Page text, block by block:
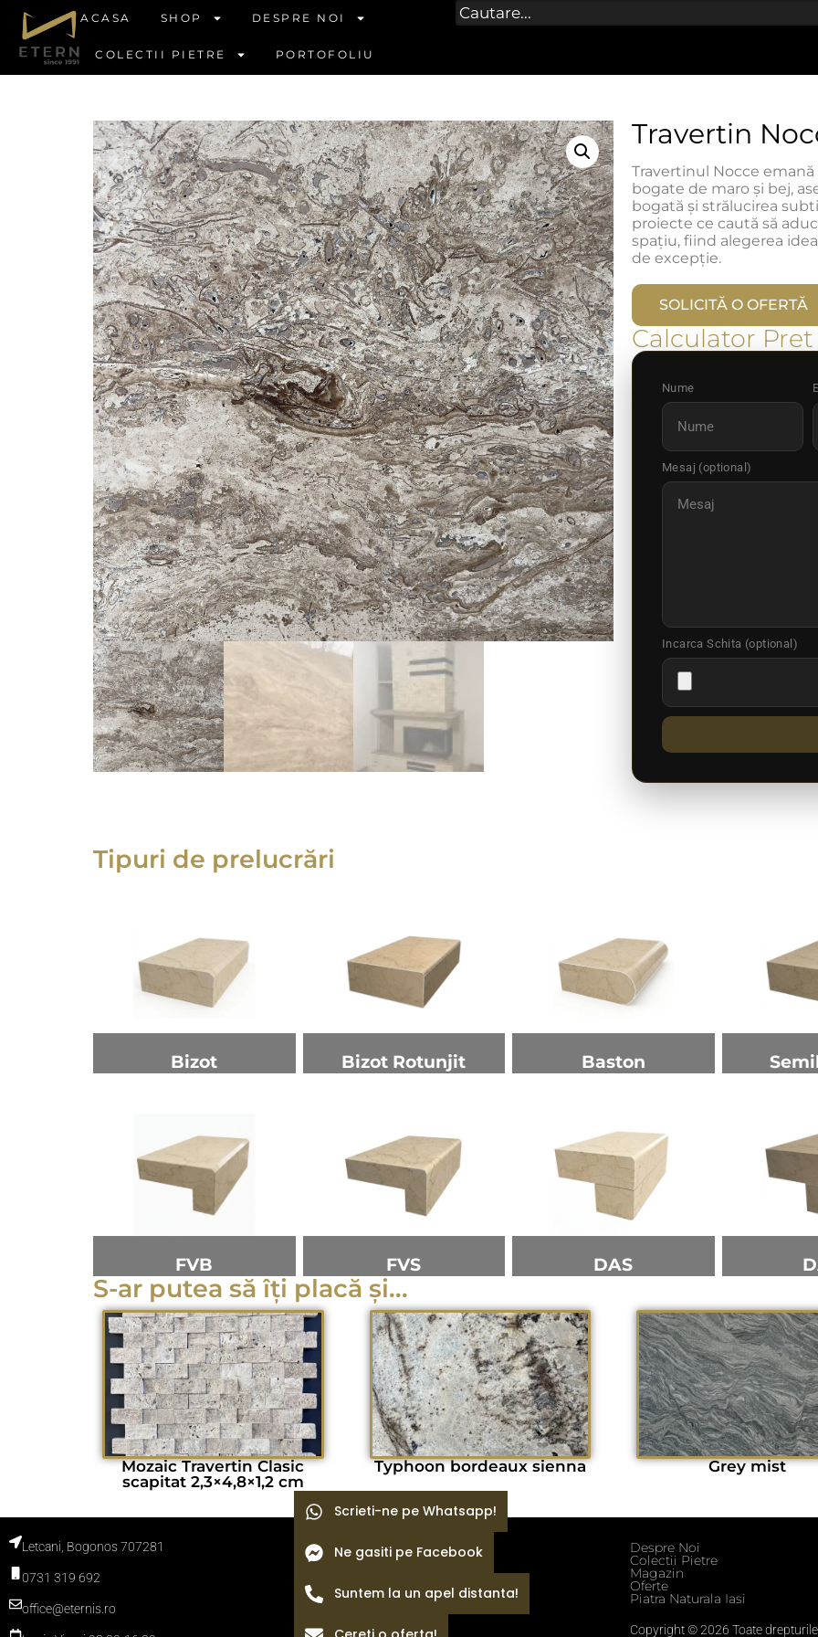
ACASA SHOP DESPRE NOI
COLECTII PIETRE PORTOFOLIU
Travertin
Travertinul Nocce
bogate de maro și bej,
bogată și strălucirea
proiecte ce caută să
spațiu, fiind alegerea
de excepție.
SOLICITĂ O OFERTĂ
Calculator Pret
Nume
Mesaj (optional)
Incarca Schita (optional)
Tipuri de prelucrări
Bizot Bizot Rotunjit Baston
FVB FVS DAS
S-ar putea să îți placă și...
Mozaic Travertin Clasic
scapitat 2,3×4,8×1,2 cm
Typhoon bordeaux sienna Grey mist
Letcani, Bogonos 707281
0731 319 692
office@eternis.ro
Termeni si conditii
Blog
Despre Noi
Colectii Pietre
Magazin
Oferte
Piatra Naturala Iasi
Copyright © 2026 Toate
Scrieti-ne pe Whatsapp!
Ne gasiti pe Facebook
Suntem la un apel distanta!